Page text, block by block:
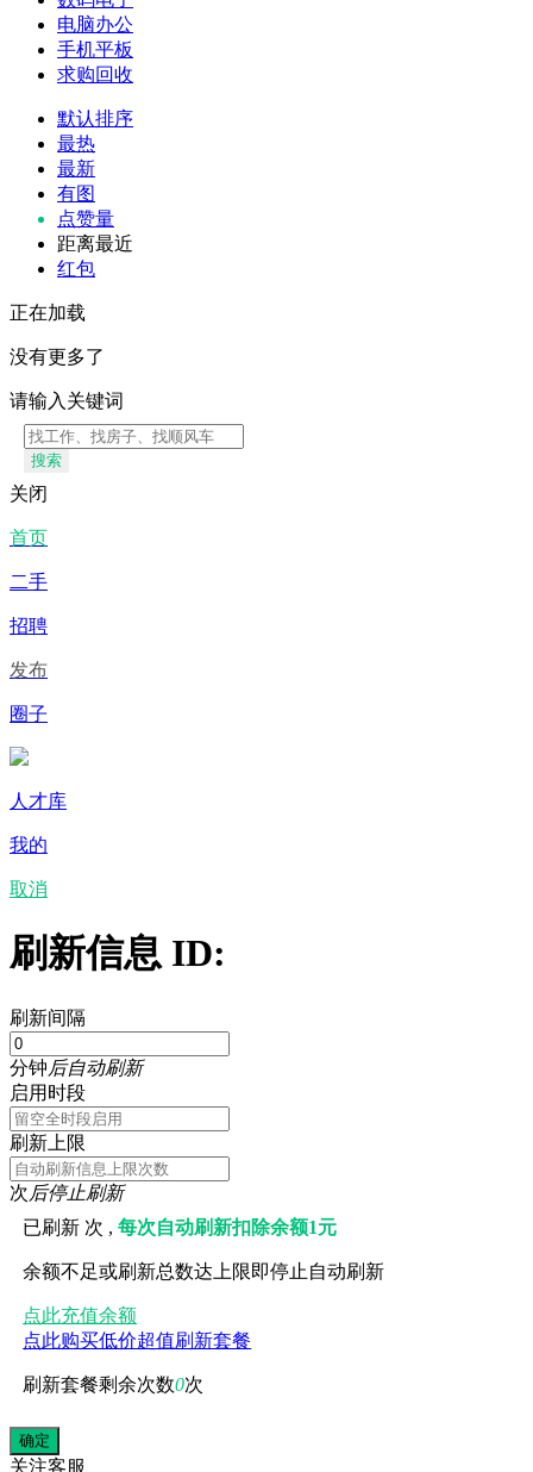
电脑办公
手机平板
求购回收
默认排序
最热
最新
有图
点赞量
距离最近
红包
正在加载
没有更多了
请输入关键词
搜索
关闭
首页
二手
招聘
发布
圈子
人才库
我的
取消
刷新信息 ID:
刷新间隔
分钟后自动刷新
启用时段
刷新上限
次后停止刷新
已刷新 次 ,每次自动刷新扣除余额1元
余额不足或刷新总数达上限即停止自动刷新
点此充值余额
点此购买低价超值刷新套餐
刷新套餐剩余次数0次
关注客服